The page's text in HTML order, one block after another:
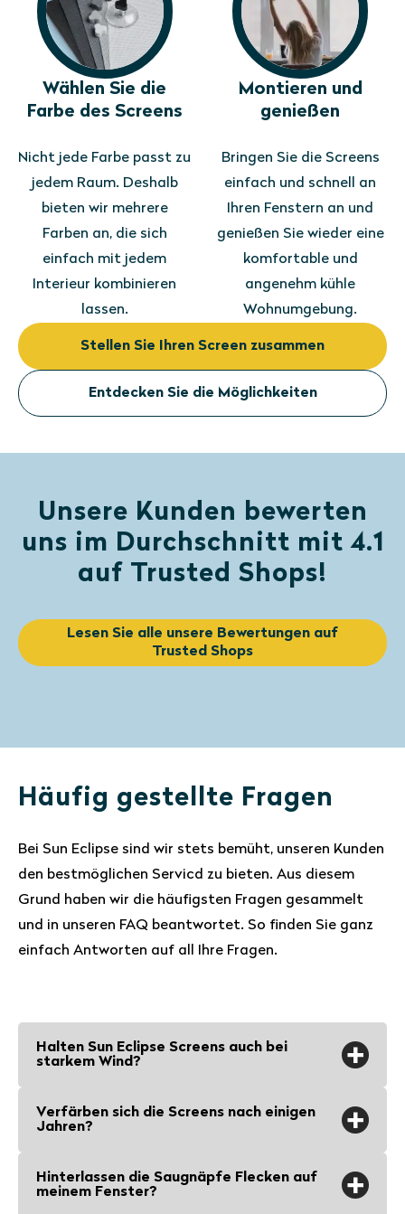
Wählen Sie die
Farbe des Screens
Nicht jede Farbe passt zu
jedem Raum. Deshalb
bieten wir mehrere
Farben an, die sich
einfach mit jedem
Interieur kombinieren
lassen.
Montieren und
genießen
Bringen Sie die Screens
einfach und schnell an
Ihren Fenstern an und
genießen Sie wieder eine
komfortable und
angenehm kühle
Wohnumgebung.
Stellen Sie Ihren Screen zusammen
Entdecken Sie die Möglichkeiten
Unsere Kunden bewerten
uns im Durchschnitt mit 4.1
auf Trusted Shops!
Lesen Sie alle unsere Bewertungen auf
Trusted Shops
Häufig gestellte Fragen
Bei Sun Eclipse sind wir stets bemüht, unseren Kunden
den bestmöglichen Servicd zu bieten. Aus diesem
Grund haben wir die häufigsten Fragen gesammelt
und in unseren FAQ beantwortet. So finden Sie ganz
einfach Antworten auf all Ihre Fragen.
Halten Sun Eclipse Screens auch bei
starkem Wind?
Saugnäpfe bleiben auch zum Beispiel bei
Unsere Screens fangen wenig Wind ein,
Verfärben sich die Screens nach einigen
Jahren?
verändern kaum ihre Farbe. Sowohl das
Hinterlassen die Saugnäpfe Flecken auf
meinem Fenster?